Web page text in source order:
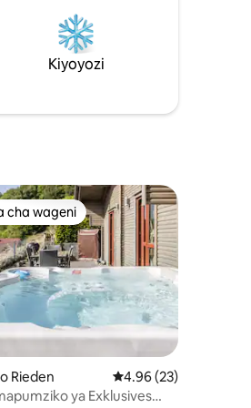
nje kwa ajili ya kiamsha
Kiyoyozi
cha wageni
cha wageni
Rieden Ukadiriaji wa wastani
4.96 (23)
ya Exklusives